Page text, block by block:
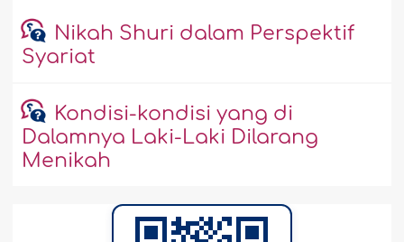
Nikah Shuri dalam Perspektif
Syariat
Kondisi-kondisi yang di
Dalamnya Laki-Laki Dilarang
Menikah